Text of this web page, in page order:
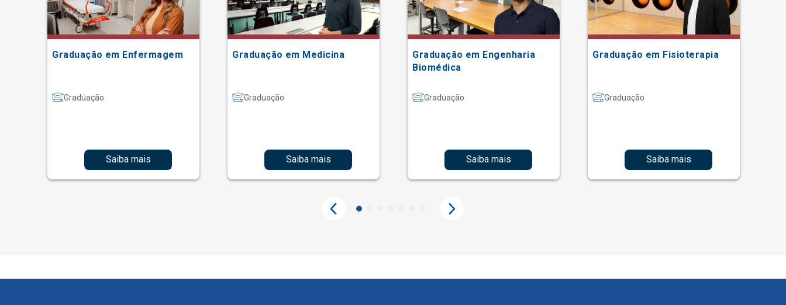
Graduação em Enfermagem
Graduação
Saiba mais
Graduação em Medicina
Graduação
Saiba mais
Graduação em Engenharia
Biomédica
Graduação
Saiba mais
Graduação em Fisioterapia
Graduação
Saiba mais